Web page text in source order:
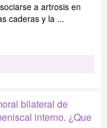
a artrosis en
caderas y la ...
bilateral de
interno. ¿Que